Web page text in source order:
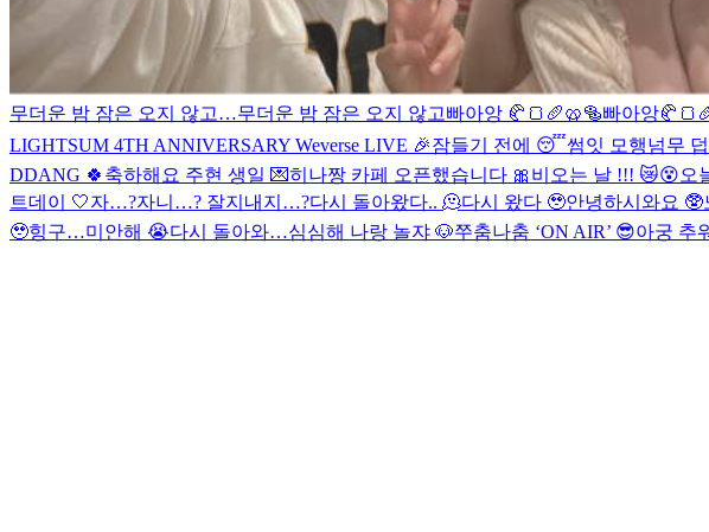
무더운 밤 잠은 오지 않고…무더운 밤 잠은 오지 않고빠아앙 🥐🍞🥖🥨🥯빠아앙
LIGHTSUM 4TH ANNIVERSARY Weverse LIVE 🎉잠들기 전에 😴썸잇 모행넘무
DDANG 🍀 축하해요 주현 생일 💌히나짱 카페 오픈했습니다 🎀 비오는 날 !!! 😿😵오
트데이 🤍자…?자니…? 잘지내지…?다시 돌아왔다.. 🫠다시 왔다 🥹안녕하시와요 🥸
🥹힝구…미안해 😭다시 돌아와…심심해 나랑 놀쟈 🐶쭈춤나춤 ‘ON AIR’ 😎아궁 추